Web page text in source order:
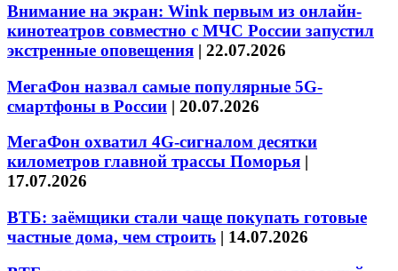
Внимание на экран: Wink первым из онлайн-
кинотеатров совместно с МЧС России запустил
экстренные оповещения | 22.07.2026
МегаФон назвал самые популярные 5G-
смартфоны в России | 20.07.2026
МегаФон охватил 4G-сигналом десятки
километров главной трассы Поморья |
17.07.2026
ВТБ: заёмщики стали чаще покупать готовые
частные дома, чем строить | 14.07.2026